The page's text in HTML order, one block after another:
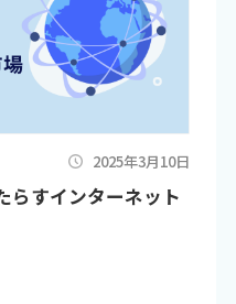
2025年3月10日
らすインターネット